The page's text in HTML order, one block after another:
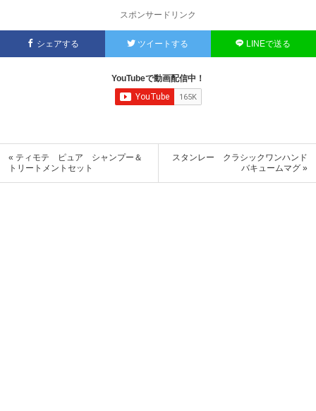
スポンサードリンク
シェアする ツイートする LINEで送る
YouTubeで動画配信中！
« ティモテ ピュア シャンプー＆
トリートメントセット
スタンレー クラシックワンハンド
バキュームマグ »